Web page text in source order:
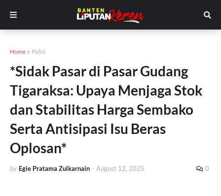
Home Polisi
*Sidak Pasar di Pasar Gudang
Tigaraksa: Upaya Menjaga Stok
dan Stabilitas Harga Sembako
Serta Antisipasi Isu Beras
Oplosan*
by Egie Pratama Zulkarnain - August 12, 2025 0